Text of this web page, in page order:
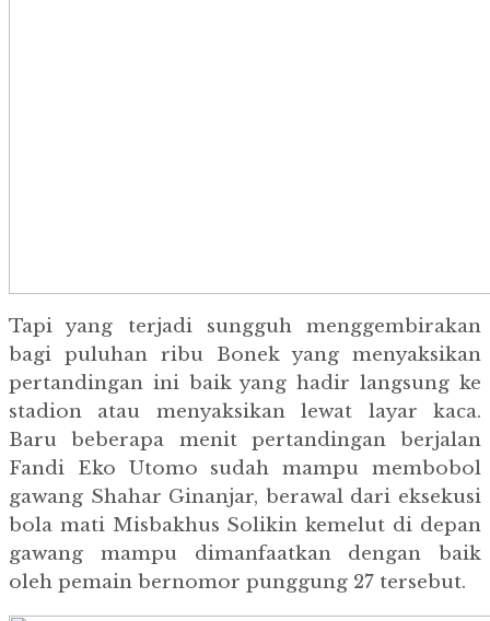
Tapi yang terjadi sungguh menggembirakan
bagi puluhan ribu Bonek yang menyaksikan
pertandingan ini baik yang hadir langsung ke
stadion atau menyaksikan lewat layar kaca.
Baru beberapa menit pertandingan berjalan
Fandi Eko Utomo sudah mampu membobol
gawang Shahar Ginanjar, berawal dari eksekusi
bola mati Misbakhus Solikin kemelut di depan
gawang mampu dimanfaatkan dengan baik
oleh pemain bernomor punggung 27 tersebut.